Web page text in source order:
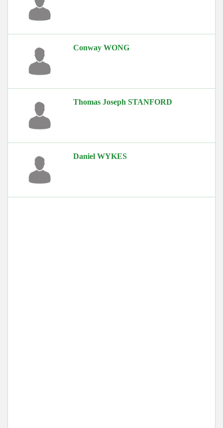
Conway WONG
Thomas Joseph STANFORD
Daniel WYKES